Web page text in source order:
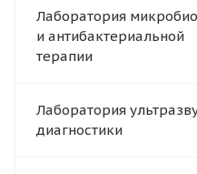
Лаборатория
и антибактериальной
терапии
Лаборатория
диагностики